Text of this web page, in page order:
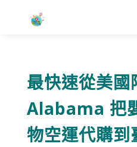
最快速從美國
Alabama 把
物空運代購到